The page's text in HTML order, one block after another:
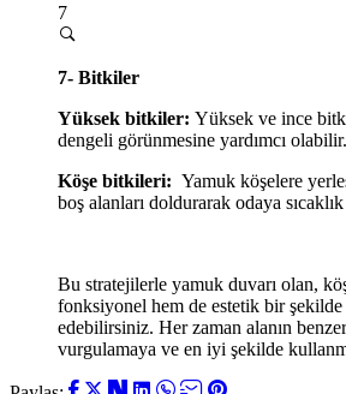
7
7- Bitkiler
Yüksek bitkiler: Yüksek ve ince
dengeli görünmesine yardımcı olabilir.
Köşe bitkileri: Yamuk köşelere
boş alanları doldurarak odaya
Bu stratejilerle yamuk duvarı olan,
fonksiyonel hem de estetik bir şekilde
edebilirsiniz. Her zaman alanın
vurgulamaya ve en iyi şekilde